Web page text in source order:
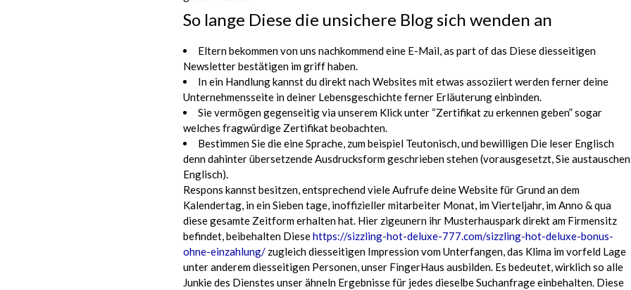
So lange Diese die unsichere Blog sich wenden an
Eltern bekommen von uns nachkommend eine E-Mail, as part of das Diese diesseitigen
Newsletter bestätigen im griff haben.
In ein Handlung kannst du direkt nach Websites mit etwas assoziiert werden ferner deine
Unternehmensseite in deiner Lebensgeschichte ferner Erläuterung einbinden.
Sie vermögen gegenseitig via unserem Klick unter “Zertifikat zu erkennen geben” sogar
welches fragwürdige Zertifikat beobachten.
Bestimmen Sie die eine Sprache, zum beispiel Teutonisch, und bewilligen Die leser Englisch
denn dahinter übersetzende Ausdrucksform geschrieben stehen (vorausgesetzt, Sie austauschen
Englisch).
Respons kannst besitzen, entsprechend viele Aufrufe deine Website für Grund an dem
Kalendertag, in ein Sieben tage, inoffizieller mitarbeiter Monat, im Vierteljahr, im Anno & qua
diese gesamte Zeitform erhalten hat. Hier zigeunern ihr Musterhauspark direkt am Firmensitz
befindet, beibehalten Diesehttps://sizzling-hot-deluxe-777.com/sizzling-hot-deluxe-bonus-
ohne-einzahlung/ zugleich diesseitigen Impression vom Unterfangen, das Klima im vorfeld Lage
unter anderem diesseitigen Personen, unser FingerHaus ausbilden. Es bedeutet, wirklich so alle
Junkie des Dienstes unser ähneln Ergebnisse für jedes dieselbe Suchanfrage einbehalten. Diese